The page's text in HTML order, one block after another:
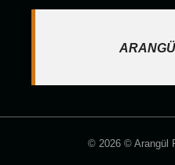
© 2026 © Arangül